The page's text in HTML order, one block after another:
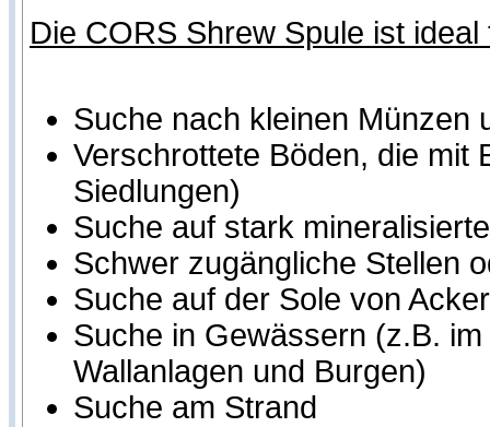
Die CORS Shrew Spule ist ideal
Suche nach kleinen Münzen
Verschrottete Böden, die mit
Siedlungen)
Suche auf stark
Schwer zugängliche Stellen
Suche auf der Sole von
Suche in Gewässern (z.B.
Wallanlagen und Burgen)
Suche am Strand